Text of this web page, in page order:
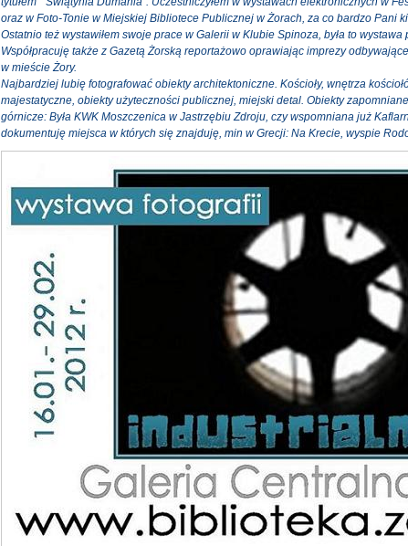
oraz w Foto-Tonie w Miejskiej Bibliotece Publicznej w Żorach, za co bardzo Pani
Ostatnio też wystawiłem swoje prace w Galerii w Klubie Spinoza, była to
Współpracuję także z Gazetą Żorską reportażowo oprawiając imprezy
w mieście Żory.
Najbardziej lubię fotografować obiekty architektoniczne. Kościoły, wnętrza
majestatyczne, obiekty użyteczności publicznej, miejski detal. Obiekty
górnicze: Była KWK Moszczenica w Jastrzębiu Zdroju, czy wspomniana już
dokumentuję miejsca w których się znajduję, min w Grecji: Na Krecie, wyspie